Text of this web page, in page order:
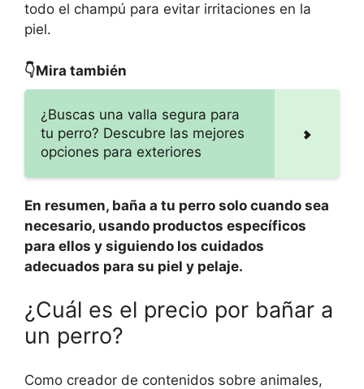
todo el champú para evitar irritaciones en la
piel.
👇Mira también
¿Buscas una valla segura para
tu perro? Descubre las mejores
opciones para exteriores
En resumen, baña a tu perro solo cuando sea
necesario, usando productos específicos
para ellos y siguiendo los cuidados
adecuados para su piel y pelaje.
¿Cuál es el precio por bañar a
un perro?
Como creador de contenidos sobre animales,